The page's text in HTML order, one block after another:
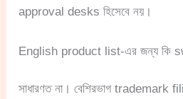
approval desks হিসেবে নয়।
English product list-এর জন্য কি
সাধারণত না। বেশিরভাগ